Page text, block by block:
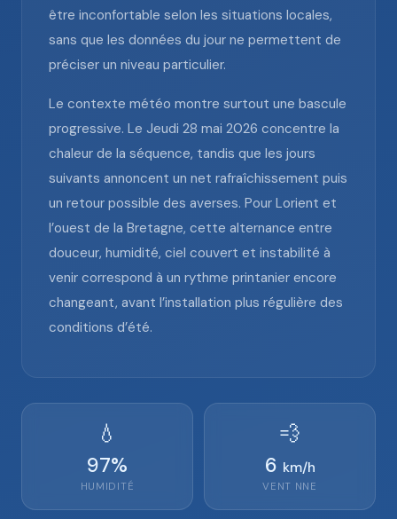
être inconfortable selon les situations locales,
sans que les données du jour ne permettent de
préciser un niveau particulier.
Le contexte météo montre surtout une bascule
progressive. Le Jeudi 28 mai 2026 concentre la
chaleur de la séquence, tandis que les jours
suivants annoncent un net rafraîchissement puis
un retour possible des averses. Pour Lorient et
l’ouest de la Bretagne, cette alternance entre
douceur, humidité, ciel couvert et instabilité à
venir correspond à un rythme printanier encore
changeant, avant l’installation plus régulière des
conditions d’été.
💧
97%
HUMIDITÉ
💨
6 km/h
VENT NNE